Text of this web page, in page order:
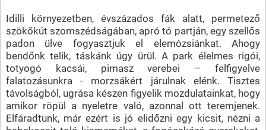
Idilli környezetben, évszázados fák alatt, permetező
szökőkút szomszédságában, apró tó partján, egy szellős
padon ülve fogyasztjuk el elemózsiánkat. Ahogy
bendőnk telik, táskánk úgy ürül. A park élelmes rigói,
totyogó kacsái, pimasz verebei – felfigyelve
falatozásunkra - morzsákért járulnak elénk. Tisztes
távolságból, ugrása készen figyelik mozdulatainkat, hogy
amikor röpül a nyeletre való, azonnal ott teremjenek.
Elfáradtunk, már ezért is jó elidőzni egy kicsit, nézni a